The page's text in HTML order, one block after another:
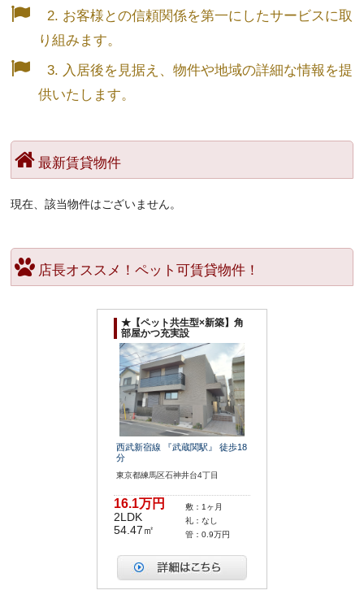
2. お客様との信頼関係を第一にしたサービスに取
り組みます。
3. 入居後を見据え、物件や地域の詳細な情報を提
供いたします。
最新賃貸物件
現在、該当物件はございません。
店長オススメ！ペット可賃貸物件！
★【ペット共生型×新築】角
部屋かつ充実設
西武新宿線 『武蔵関駅』 徒歩18
分
東京都練馬区石神井台4丁目
16.1万円
2LDK
54.47㎡
敷：1ヶ月
礼：なし
管：0.9万円